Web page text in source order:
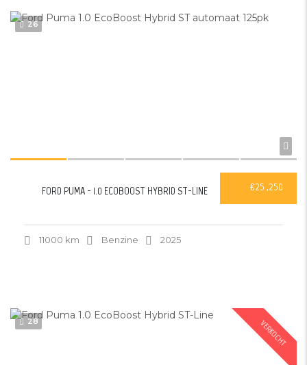
26
€25 ,250
FORD PUMA - 1.0 ECOBOOST HYBRID ST-LINE
11000 km Benzine 2025
VERKOCHT
28